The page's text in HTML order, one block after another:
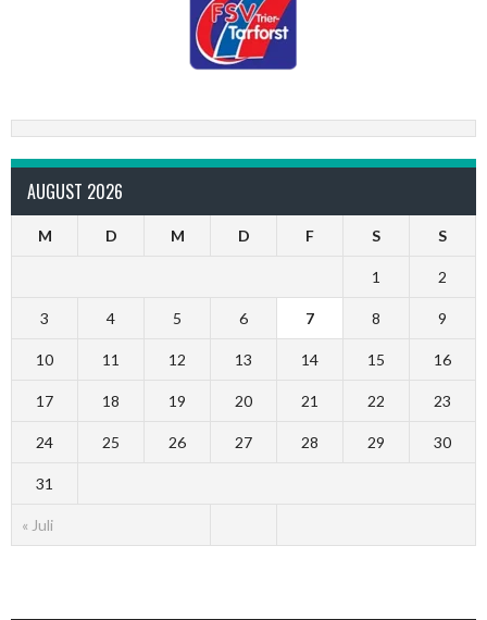
AUGUST 2026
M D M D F S S
« Juli
1 2
3 4 5 6 7 8 9
10 11 12 13 14 15 16
17 18 19 20 21 22 23
24 25 26 27 28 29 30
31